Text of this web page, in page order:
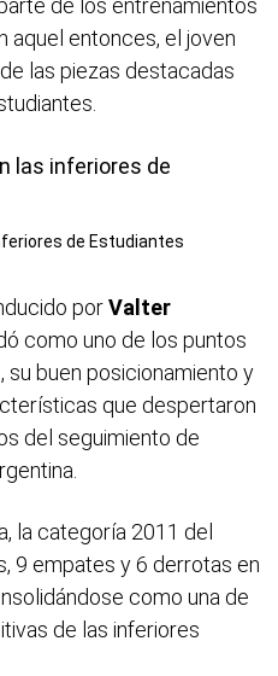
de los entrenamientos
aquel entonces, el joven
las piezas destacadas
de Estudiantes
porValter
como uno de los puntos
su buen posicionamiento y
que despertaron
del seguimiento de
la categoría 2011 del
9 empates y 6 derrotas en
como una de
de las inferiores